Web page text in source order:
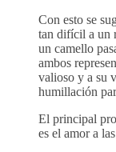
Con esto se
tan difícil a un
un camello
ambos
valioso y a su
humillación
El principal
es el amor a